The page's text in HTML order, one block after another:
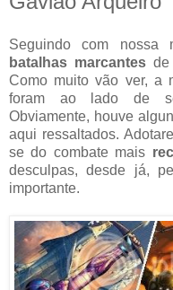
Seguindo com nossa
batalhas marcantes de
Como muito vão ver, a
foram ao lado de
Obviamente, houve
aqui ressaltados.
se do combate mais
desculpas, desde já,
importante.